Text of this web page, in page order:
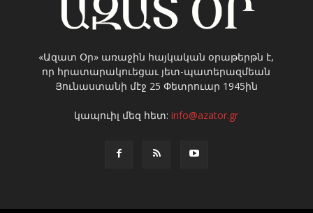
«Ազատ Օր» առաջին հայկական օրաթերթն է,
որ հրատարակուեցաւ յետ-պատերազմեան
Յունաստանի մէջ 25 Փետրուար 1945ին
կապուիլ մեզ հետ:info@azator.gr